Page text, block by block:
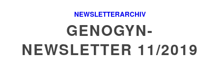
NEWSLETTERARCHIV
GENOGYN-
NEWSLETTER 11/2019